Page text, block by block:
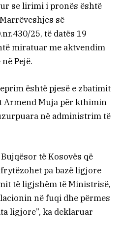
se lirimi i pronës është
së
25, të datës 19
miratuar me aktvendim
Pejë.
është pjesë e zbatimit
Muja për kthimin
në administrim të
të Kosovës që
pa bazë ligjore
të ligjshëm të Ministrisë,
në fuqi dhe përmes
ligjore”, ka deklaruar